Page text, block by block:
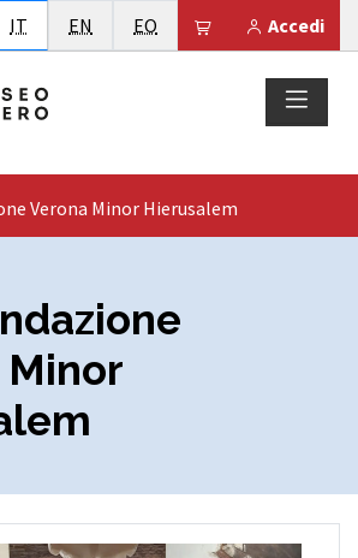
Accedi
Il tuo carrello è
IT Italiano
EN English
EO Esperanto
Verona Minor Hierusalem
Minor